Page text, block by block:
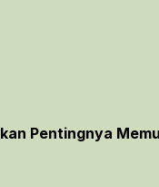
Pentingnya